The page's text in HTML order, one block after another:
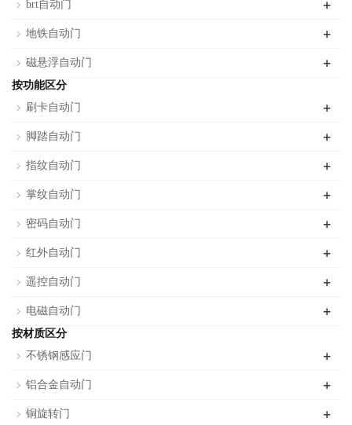
brt自动门 +
地铁自动门 +
磁悬浮自动门 +
按功能区分
刷卡自动门
+
脚踏自动门 +
指纹自动门 +
掌纹自动门 +
密码自动门 +
红外自动门 +
遥控自动门 +
电磁自动门 +
按材质区分
不锈钢感应门
+
铝合金自动门 +
铜旋转门 +